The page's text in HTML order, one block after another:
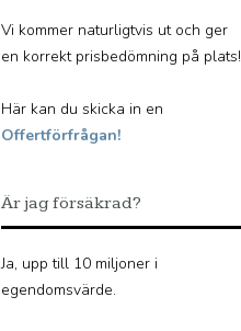
Vi kommer naturligtvis ut och ger
en korrekt prisbedömning på plats!
Här kan du skicka in en
Offertförfrågan!
Är jag försäkrad?
Ja, upp till 10 miljoner i
egendomsvärde.